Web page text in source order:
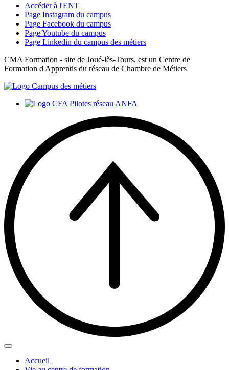
Accéder à l'ENT
Page Instagram du campus
Page Facebook du campus
Page Youtube du campus
Page Linkedin du campus des métiers
CMA Formation - site de Joué-lès-Tours, est un Centre de
Formation d'Apprentis du réseau de Chambre de Métiers
Accueil